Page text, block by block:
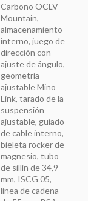
Carbono OCLV
Mountain,
almacenamiento
interno, juego de
dirección con
ajuste de ángulo,
geometría
ajustable Mino
Link, tarado de la
suspensión
ajustable, guiado
de cable interno,
bieleta rocker de
magnesio, tubo
de sillín de 34,9
mm, ISCG 05,
línea de cadena